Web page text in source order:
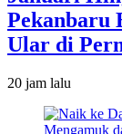
Pekanbaru
Ular di
20 jam lalu